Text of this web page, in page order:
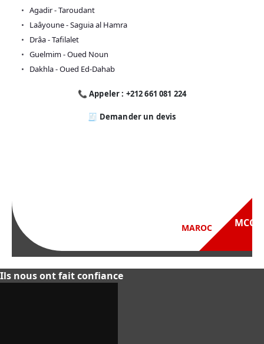
Agadir - Taroudant
Laâyoune - Saguia al Hamra
Drâa - Tafilalet
Guelmim - Oued Noun
Dakhla - Oued Ed-Dahab
📞 Appeler : +212 661 081 224
🧾 Demander un devis
Ils nous ont fait confiance